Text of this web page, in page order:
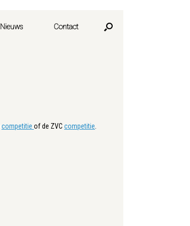
Nieuws Contact
competitie of de ZVC competitie